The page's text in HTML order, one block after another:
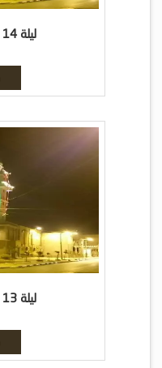
ليلة 14 رمضان 1438هـ
ليلة 13 رمضان 1438هـ